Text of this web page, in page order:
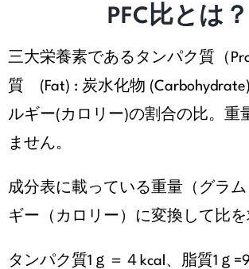
コミュニティ＆サポート
お知らせ・イベント
PFC比とは？
三大栄養素であるタンパク質（
質 (Fat) : 炭水化物
ルギー(カロリー)の割合の比。重
ません。
成分表に載っている重量（グラ
ギー（カロリー）に変換して比を
タンパク質1ｇ＝４kcal、脂質1ｇ